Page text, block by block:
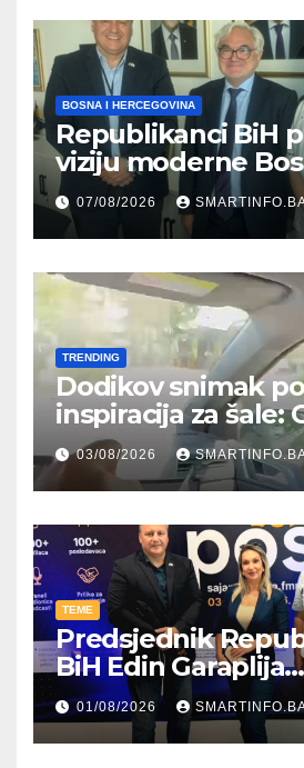
BOSNA I HERCEGOVINA
Republikanci BiH
viziju moderne
Hercegovine
Njemačke
07/08/2026
TRENDING
Dodikov snimak
inspiracija za šale:
kroz parodiju
03/08/2026
TEME
Predsjednik
BiH Edin Garaplija
prisustvovao
Federalnog sajma
zapošljavanja
01/08/2026